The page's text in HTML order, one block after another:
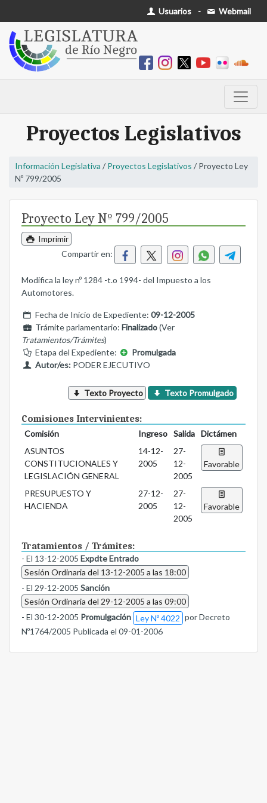
Usuarios - Webmail
Proyectos Legislativos
Información Legislativa / Proyectos Legislativos / Proyecto Ley
Nº 799/2005
Proyecto Ley Nº 799/2005
Imprimir
Compartir en:
Modifica la ley nº 1284 -t.o 1994- del Impuesto a los
Automotores.
Fecha de Inicio de Expediente: 09-12-2005
Trámite parlamentario: Finalizado(Ver
Tratamientos/Trámites)
Etapa del Expediente:
Promulgada
Autor/es:PODER EJECUTIVO
Texto Proyecto Texto Promulgado
Comisiones Intervinientes:
Comisión Ingreso Salida
Dictámen
ASUNTOS
CONSTITUCIONALES Y
LEGISLACIÓN GENERAL
14-12-
2005
27-
12-
2005
Favorable
PRESUPUESTO Y
HACIENDA
27-12-
2005
27-
12-
2005
Favorable
Tratamientos / Trámites:
- El 13-12-2005 Expdte Entrado
Sesión Ordinaria del 13-12-2005 a las 18:00
- El 29-12-2005 Sanción
Sesión Ordinaria del 29-12-2005 a las 09:00
- El 30-12-2005 Promulgación Ley Nº 4022 por Decreto
Nº1764/2005 Publicada el 09-01-2006